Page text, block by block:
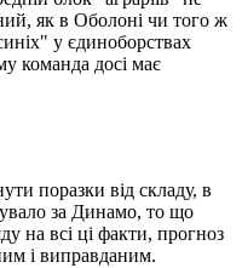
як в Оболоні чи того ж
у єдиноборствах
команда досі має
поразки від складу, в
за Динамо, то що
на всі ці факти, прогноз
і виправданим.